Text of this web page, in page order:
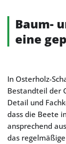
Baum-
eine
In Osterholz-
Bestandteil der
Detail und
dass die Beete
ansprechend
das